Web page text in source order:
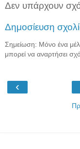
Δεν υπάρχουν
Δημοσίευση
Σημείωση: Μόνο ένα
μπορεί να αναρτήσει
‹